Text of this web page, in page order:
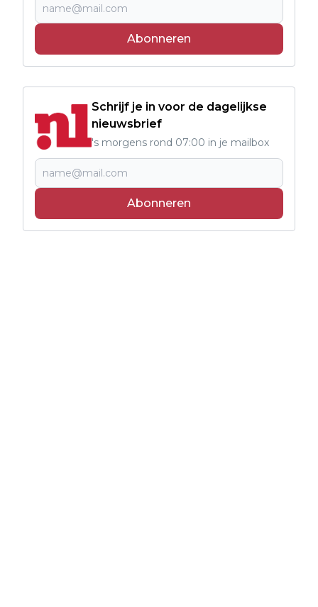
Abonneren
Schrijf je in voor de dagelijkse
nieuwsbrief
's morgens rond 07:00 in je mailbox
Abonneren